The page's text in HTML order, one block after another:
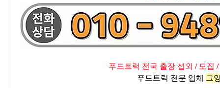
푸드트럭 전국 출장 섭외 / 모집
푸드트럭 전문 업체 그